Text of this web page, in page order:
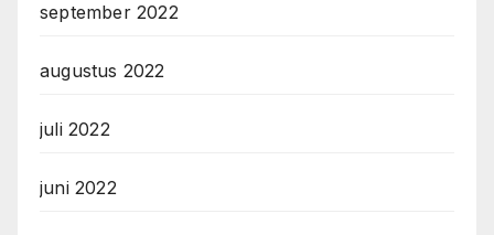
september 2022
augustus 2022
juli 2022
juni 2022